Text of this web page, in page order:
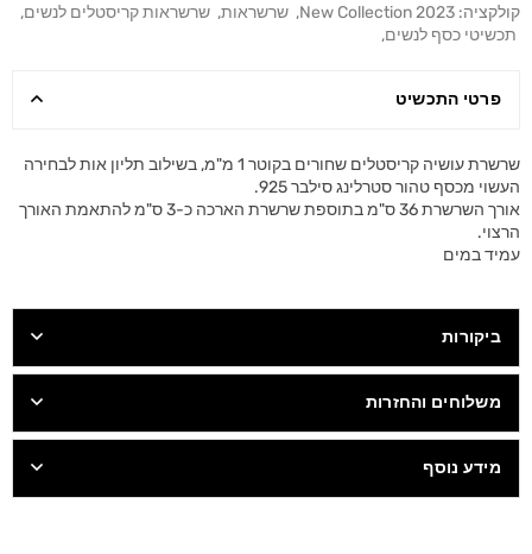
קולקציה: New Collection 2023
, שרשראות, שרשראות קריסטלים לנשים,
תכשיטי כסף לנשים,
פרטי התכשיט
שרשרת עושיה קריסטלים שחורים בקוטר 1 מ"מ, בשילוב תליון אות לבחירה
העשוי מכסף טהור סטרלינג סילבר 925.
אורך השרשרת 36 ס"מ בתוספת שרשרת הארכה כ-3 ס"מ להתאמת האורך
הרצוי.
עמיד במים
ביקורות
משלוחים והחזרות
מידע נוסף